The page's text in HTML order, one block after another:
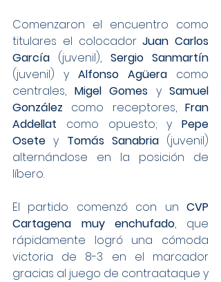
Comenzaron el encuentro como
titulares el colocador Juan Carlos
García (juvenil), Sergio Sanmartín
(juvenil) y Alfonso Agüera como
centrales, Migel Gomes y Samuel
González como receptores, Fran
Addellat como opuesto; y Pepe
Osete y Tomás Sanabria (juvenil)
alternándose en la posición de
líbero.
El partido comenzó con un CVP
Cartagena muy enchufado, que
rápidamente logró una cómoda
victoria de 8-3 en el marcador
gracias al juego de contraataque y